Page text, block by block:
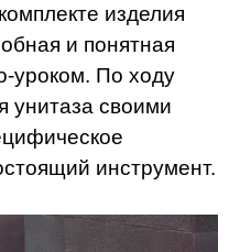
изделия
и понятная
уроком. По ходу
унитаза своими
инструмент.